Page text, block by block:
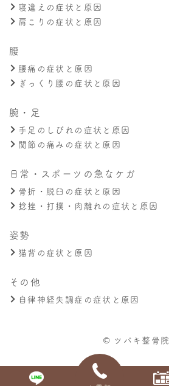
寝違えの症状と原因
肩こりの症状と原因
腰
腰痛の症状と原因
ぎっくり腰の症状と原因
腕・足
手足のしびれの症状と原因
関節の痛みの症状と原因
日常・スポーツの急なケガ
骨折・脱臼の症状と原因
捻挫・打撲・肉離れの症状と原因
姿勢
猫背の症状と原因
その他
自律神経失調症の症状と原因
© ツバキ整骨院